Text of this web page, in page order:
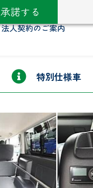
承諾する
法人契約のご案内
特別仕様車